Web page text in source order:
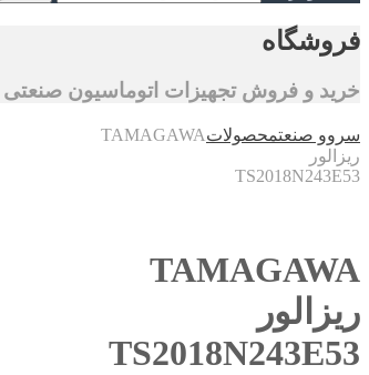
فروشگاه
خرید و فروش تجهیزات اتوماسیون صنعتی
سروو صنعتمحصولاتTAMAGAWA
ریزالور
TS2018N243E53
TAMAGAWA
ریزالور
TS2018N243E53